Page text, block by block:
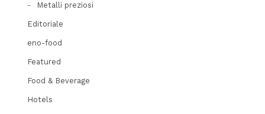
Metalli preziosi
Editoriale
eno-food
Featured
Food & Beverage
Hotels